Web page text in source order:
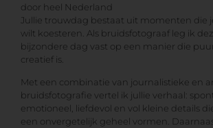
door heel Nederland
Jullie trouwdag bestaat uit momenten die
wilt koesteren. Als bruidsfotograaf leg ik
bijzondere dag vast op een manier die
creatief is.
Met een combinatie van journalistieke en
bruidsfotografie vertel ik jullie verhaal:
emotioneel, liefdevol en vol kleine details
een onvergetelijk geheel vormen.